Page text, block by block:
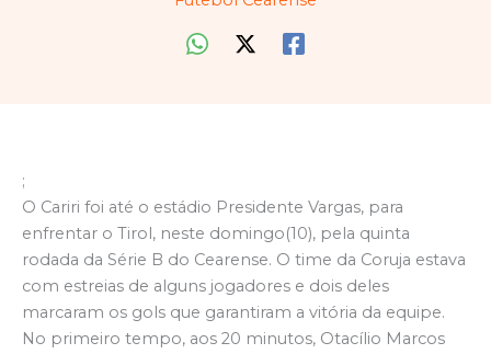
;
O Cariri foi até o estádio Presidente Vargas, para
enfrentar o Tirol, neste domingo(10), pela quinta
rodada da Série B do Cearense. O time da Coruja estava
com estreias de alguns jogadores e dois deles
marcaram os gols que garantiram a vitória da equipe.
No primeiro tempo, aos 20 minutos, Otacílio Marcos